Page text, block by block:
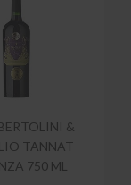
&
TANNAT
750 ML